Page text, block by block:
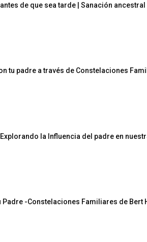
tu padre a través de Constelaciones
la Influencia del padre en
Padre -Constelaciones Familiares de Bert